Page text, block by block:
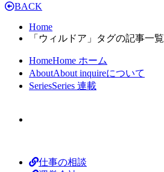
BACK
Home
「ウィルドア」タグの記事一覧
HomeHome ホーム
AboutAbout inquireについて
SeriesSeries 連載
仕事の相談